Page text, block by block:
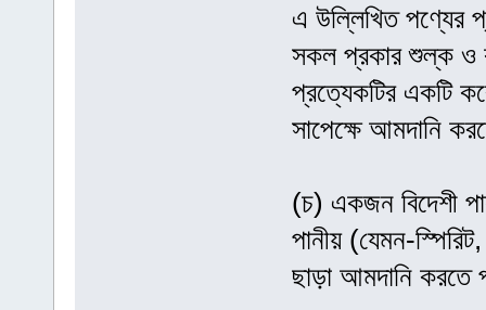
এ উল্লিখিত পণ্যের
সকল প্রকার শুল্ক ও
প্রত্যেকটির একটি
সাপেক্ষে আমদানি
(চ) একজন বিদেশী
পানীয় (যেমন-
ছাড়া আমদানি করতে